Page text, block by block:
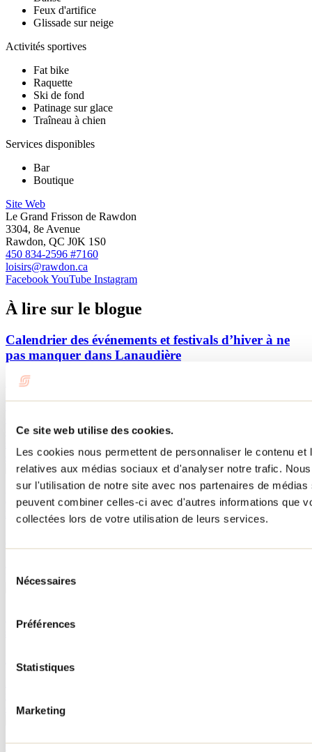
Ce site web utilise des cookies.
Les cookies nous permettent de personnaliser le contenu
relatives aux médias sociaux et d'analyser notre trafic.
sur l'utilisation de notre site avec nos partenaires de
peuvent combiner celles-ci avec d'autres informations que
collectées lors de votre utilisation de leurs services.
Nécessaires
Préférences
Statistiques
Marketing
Feux d'artifice
Glissade sur neige
Activités sportives
Fat bike
Raquette
Ski de fond
Patinage sur glace
Traîneau à chien
Services disponibles
Bar
Boutique
Site Web
Le Grand Frisson de Rawdon
3304, 8e Avenue
Rawdon, QC J0K 1S0
450 834-2596 #7160
loisirs@rawdon.ca
FacebookYouTube Instagram
À lire sur le blogue
Calendrier des événements et festivals d’hiver à ne
pas manquer dans Lanaudière
Par : Marilou M. Robitaille
d’envergure internationale, Lanaudière a la chance d’accueillir sur
d’hiver.
Escapade hivernale à Rawdon et ses environs : ton
itinéraire pour un séjour mémorable
pleinement l’hiver, entre nature, plaisir et cocooning.
10 activités amusantes à faire avant la rentrée
scolaire
classes.
Consulter tous les articles